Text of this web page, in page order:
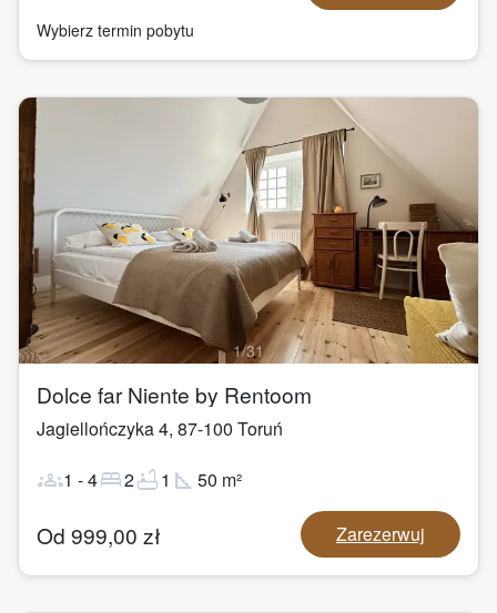
Wybierz termin pobytu
1/31
Dolce far Niente by Rentoom
Jagiellończyka 4, 87-100 Toruń
groups1 -4bed2bathtub1 square_foot 50 m²
Od 999,00 zł Zarezerwuj